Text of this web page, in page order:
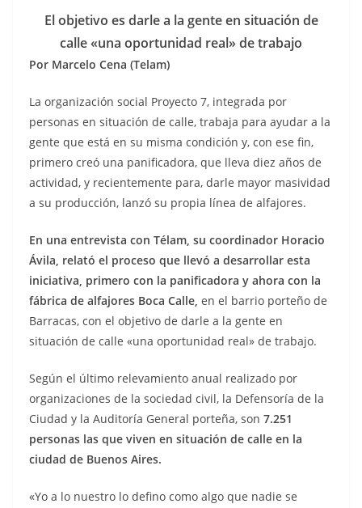
El objetivo es darle a la gente en situación de
calle «una oportunidad real» de trabajo
Por Marcelo Cena (Telam)
La organización social Proyecto 7, integrada por
personas en situación de calle, trabaja para ayudar a la
gente que está en su misma condición y, con ese fin,
primero creó una panificadora, que lleva diez años de
actividad, y recientemente para, darle mayor masividad
a su producción, lanzó su propia línea de alfajores.
En una entrevista con Télam, su coordinador Horacio
Ávila, relató el proceso que llevó a desarrollar esta
iniciativa, primero con la panificadora y ahora con la
fábrica de alfajores Boca Calle, en el barrio porteño de
Barracas, con el objetivo de darle a la gente en
situación de calle «una oportunidad real» de trabajo.
Según el último relevamiento anual realizado por
organizaciones de la sociedad civil, la Defensoría de la
Ciudad y la Auditoría General porteña, son 7.251
personas las que viven en situación de calle en la
ciudad de Buenos Aires.
«Yo a lo nuestro lo defino como algo que nadie se